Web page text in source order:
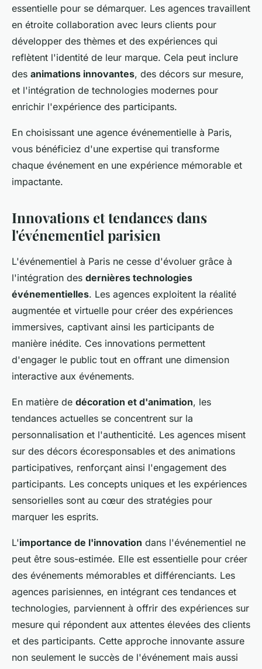
essentielle pour se démarquer. Les agences travaillent
en étroite collaboration avec leurs clients pour
développer des thèmes et des expériences qui
reflètent l'identité de leur marque. Cela peut inclure
des animations innovantes, des décors sur mesure,
et l'intégration de technologies modernes pour
enrichir l'expérience des participants.
En choisissant une agence événementielle à Paris,
vous bénéficiez d'une expertise qui transforme
chaque événement en une expérience mémorable et
impactante.
Innovations et tendances dans
l'événementiel parisien
L'événementiel à Paris ne cesse d'évoluer grâce à
l'intégration des dernières technologies
événementielles. Les agences exploitent la réalité
augmentée et virtuelle pour créer des expériences
immersives, captivant ainsi les participants de
manière inédite. Ces innovations permettent
d'engager le public tout en offrant une dimension
interactive aux événements.
En matière de décoration et d'animation, les
tendances actuelles se concentrent sur la
personnalisation et l'authenticité. Les agences misent
sur des décors écoresponsables et des animations
participatives, renforçant ainsi l'engagement des
participants. Les concepts uniques et les expériences
sensorielles sont au cœur des stratégies pour
marquer les esprits.
L'importance de l'innovation dans l'événementiel ne
peut être sous-estimée. Elle est essentielle pour créer
des événements mémorables et différenciants. Les
agences parisiennes, en intégrant ces tendances et
technologies, parviennent à offrir des expériences sur
mesure qui répondent aux attentes élevées des clients
et des participants. Cette approche innovante assure
non seulement le succès de l'événement mais aussi